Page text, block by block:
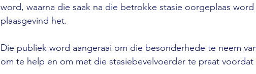
word, waarna die saak na die betrokke stasie oorgeplaas word
plaasgevind het.
Die publiek word aangeraai om die besonderhede te neem
om te help en om met die stasiebevelvoerder te praat voordat